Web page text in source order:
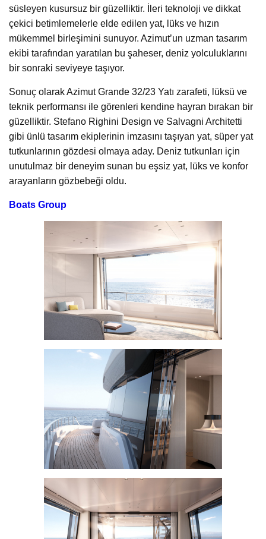
süsleyen kusursuz bir güzelliktir. İleri teknoloji ve dikkat
çekici betimlemelerle elde edilen yat, lüks ve hızın
mükemmel birleşimini sunuyor. Azimut’un uzman tasarım
ekibi tarafından yaratılan bu şaheser, deniz yolculuklarını
bir sonraki seviyeye taşıyor.
Sonuç olarak Azimut Grande 32/23 Yatı zarafeti, lüksü ve
teknik performansı ile görenleri kendine hayran bırakan bir
güzelliktir. Stefano Righini Design ve Salvagni Architetti
gibi ünlü tasarım ekiplerinin imzasını taşıyan yat, süper yat
tutkunlarının gözdesi olmaya aday. Deniz tutkunları için
unutulmaz bir deneyim sunan bu eşsiz yat, lüks ve konfor
arayanların gözbebeği oldu.
Boats Group